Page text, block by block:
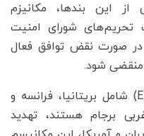
این بندها، مکانیزم
تحریم‌های شورای امنیت
صورت نقض توافق فعال
با این حال، سه کشور اروپایی (E3) شامل بریتانیا، فرانسه و
برجام هستند، تهدید